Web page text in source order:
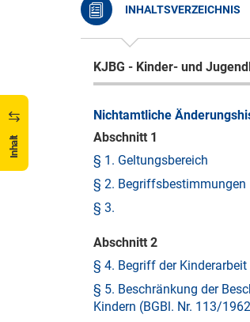
Inhalt
INHALTSVERZEICHNIS
Nichtamtliche
Abschnitt 1
§ 1. Geltungsbereich
§ 2. Begriffsbestimmungen
§ 3.
Abschnitt 2
§ 4. Begriff der Kinderarbeit
§ 5. Beschränkung der
Kindern (BGBl. Nr. 113/